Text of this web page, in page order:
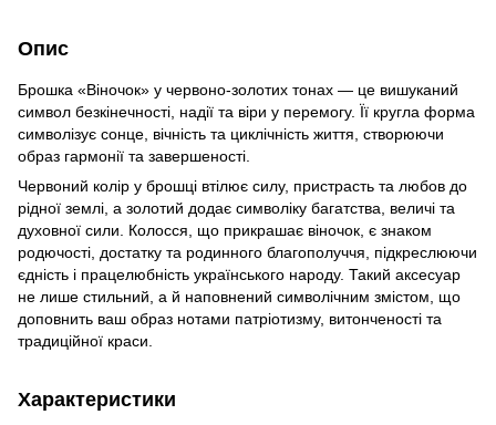
Опис
Брошка «Віночок» у червоно-золотих тонах — це вишуканий
символ безкінечності, надії та віри у перемогу. Її кругла форма
символізує сонце, вічність та циклічність життя, створюючи
образ гармонії та завершеності.
Червоний колір у брошці втілює силу, пристрасть та любов до
рідної землі, а золотий додає символіку багатства, величі та
духовної сили. Колосся, що прикрашає віночок, є знаком
родючості, достатку та родинного благополуччя, підкреслюючи
єдність і працелюбність українського народу. Такий аксесуар
не лише стильний, а й наповнений символічним змістом, що
доповнить ваш образ нотами патріотизму, витонченості та
традиційної краси.
Характеристики